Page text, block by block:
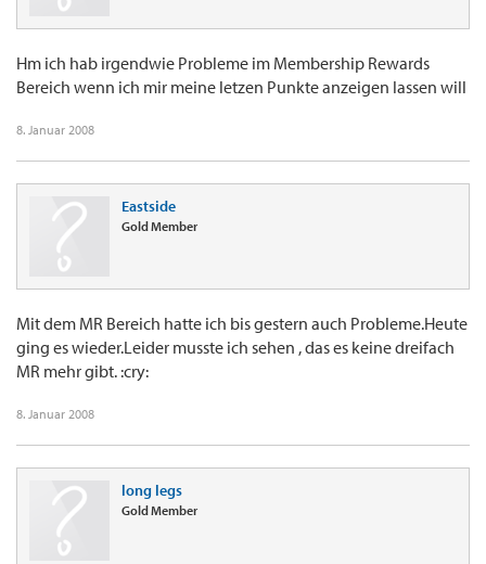
Hm ich hab irgendwie Probleme im Membership Rewards
Bereich wenn ich mir meine letzen Punkte anzeigen lassen will
8. Januar 2008
Eastside
Gold Member
Mit dem MR Bereich hatte ich bis gestern auch Probleme.Heute
ging es wieder.Leider musste ich sehen , das es keine dreifach
MR mehr gibt. :cry:
8. Januar 2008
long legs
Gold Member